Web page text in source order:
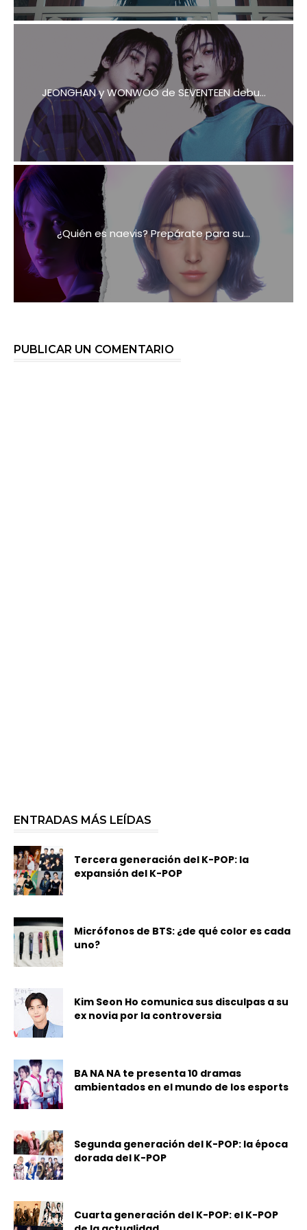
JEONGHAN y WONWOO de SEVENTEEN debu...
¿Quién es naevis? Prepárate para su...
PUBLICAR UN COMENTARIO
ENTRADAS MÁS LEÍDAS
Tercera generación del K-POP: la
expansión del K-POP
Micrófonos de BTS: ¿de qué color es cada
uno?
Kim Seon Ho comunica sus disculpas a su
ex novia por la controversia
BA NA NA te presenta 10 dramas
ambientados en el mundo de los esports
Segunda generación del K-POP: la época
dorada del K-POP
Cuarta generación del K-POP: el K-POP